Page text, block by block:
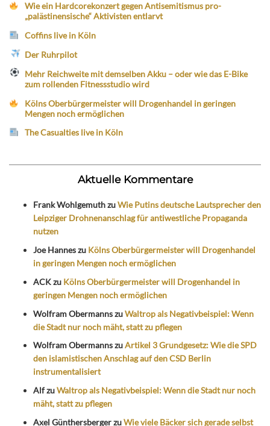
Wie ein Hardcorekonzert gegen Antisemitismus pro-
„palästinensische“ Aktivisten entlarvt
Coffins live in Köln
Der Ruhrpilot
Mehr Reichweite mit demselben Akku – oder wie das E-Bike
zum rollenden Fitnessstudio wird
Kölns Oberbürgermeister will Drogenhandel in geringen
Mengen noch ermöglichen
The Casualties live in Köln
Aktuelle Kommentare
Frank WohlgemuthzuWie Putins deutsche Lautsprecher den
Leipziger Drohnenanschlag für antiwestliche Propaganda
nutzen
Joe Hanneszu Kölns Oberbürgermeister will Drogenhandel
in geringen Mengen noch ermöglichen
ACKzu Kölns Oberbürgermeister will Drogenhandel in
geringen Mengen noch ermöglichen
Wolfram ObermannszuWaltrop als Negativbeispiel: Wenn
die Stadt nur noch mäht, statt zu pflegen
Wolfram ObermannszuArtikel 3 Grundgesetz: Wie die SPD
den islamistischen Anschlag auf den CSD Berlin
instrumentalisiert
AlfzuWaltrop als Negativbeispiel: Wenn die Stadt nur noch
mäht, statt zu pflegen
Axel GünthersbergerzuWie viele Bäcker sich gerade selbst